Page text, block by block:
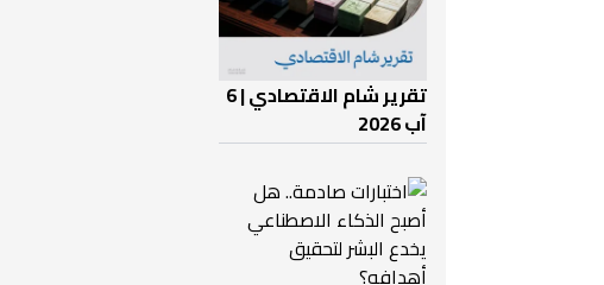
تقرير شام الاقتصادي | 6
آب 2026